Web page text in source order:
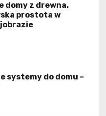
domy z drewna.
prostota w
systemy do domu –